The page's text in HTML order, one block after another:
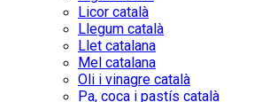
Licor català
Llegum català
Llet catalana
Mel catalana
Oli i vinagre català
Pa, coca i pastís català